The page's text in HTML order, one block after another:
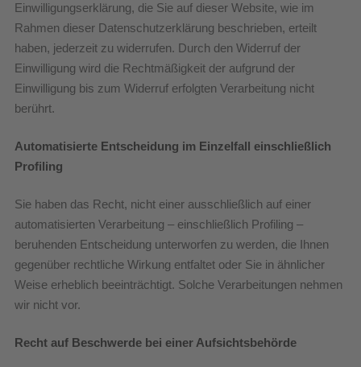
Einwilligungserklärung, die Sie auf dieser Website, wie im
Rahmen dieser Datenschutzerklärung beschrieben, erteilt
haben, jederzeit zu widerrufen. Durch den Widerruf der
Einwilligung wird die Rechtmäßigkeit der aufgrund der
Einwilligung bis zum Widerruf erfolgten Verarbeitung nicht
berührt.
Automatisierte Entscheidung im Einzelfall einschließlich
Profiling
Sie haben das Recht, nicht einer ausschließlich auf einer
automatisierten Verarbeitung – einschließlich Profiling –
beruhenden Entscheidung unterworfen zu werden, die Ihnen
gegenüber rechtliche Wirkung entfaltet oder Sie in ähnlicher
Weise erheblich beeinträchtigt. Solche Verarbeitungen nehmen
wir nicht vor.
Recht auf Beschwerde bei einer Aufsichtsbehörde